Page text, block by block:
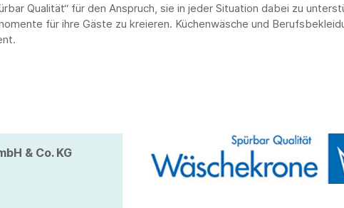
Qualität“ für den Anspruch, sie in jeder Situation dabei zu
für ihre Gäste zu kreieren. Küchenwäsche und
& Co. KG